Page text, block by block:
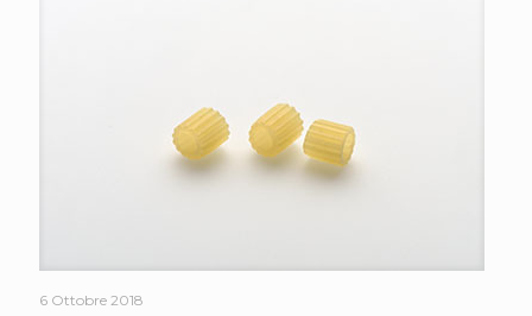
6 Ottobre 2018